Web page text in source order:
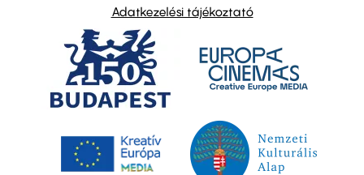
Adatkezelési tájékoztató